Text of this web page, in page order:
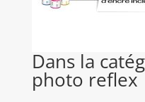
Dans la
photo reflex